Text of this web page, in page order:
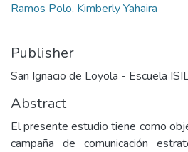
Ramos Polo, Kimberly Yahaira
Publisher
San Ignacio de Loyola - Escuela
Abstract
El presente estudio tiene como
campaña de comunicación